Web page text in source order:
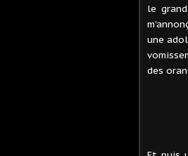
le
une
des